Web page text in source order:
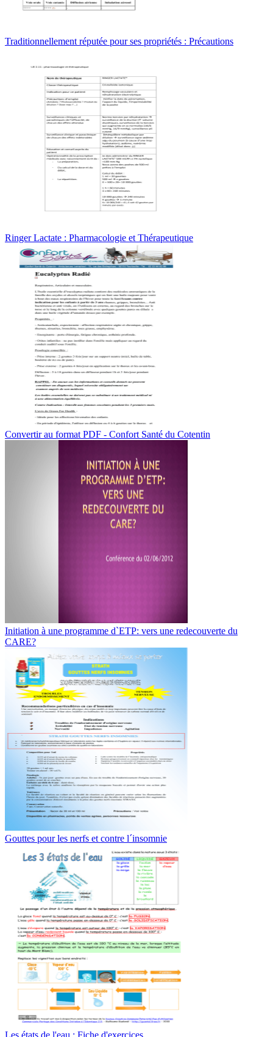
Traditionnellement réputée pour ses propriétés : Précautions
Ringer Lactate : Pharmacologie et Thérapeutique
Convertir au format PDF - Confort Santé du Cotentin
Initiation à une programme d`ETP: vers une redecouverte du
CARE?
Gouttes pour les nerfs et contre l´insomnie